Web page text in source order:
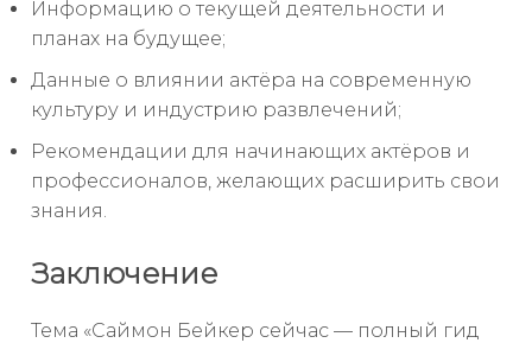
Информацию о текущей деятельности и
планах на будущее;
Данные о влиянии актёра на современную
культуру и индустрию развлечений;
Рекомендации для начинающих актёров и
профессионалов, желающих расширить свои
знания.
Заключение
Тема «Саймон Бейкер сейчас — полный гид